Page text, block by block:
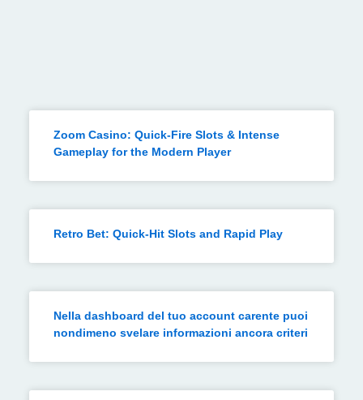
Zoom Casino: Quick‑Fire Slots & Intense
Gameplay for the Modern Player
Retro Bet: Quick‑Hit Slots and Rapid Play
Nella dashboard del tuo account carente puoi
nondimeno svelare informazioni ancora criteri